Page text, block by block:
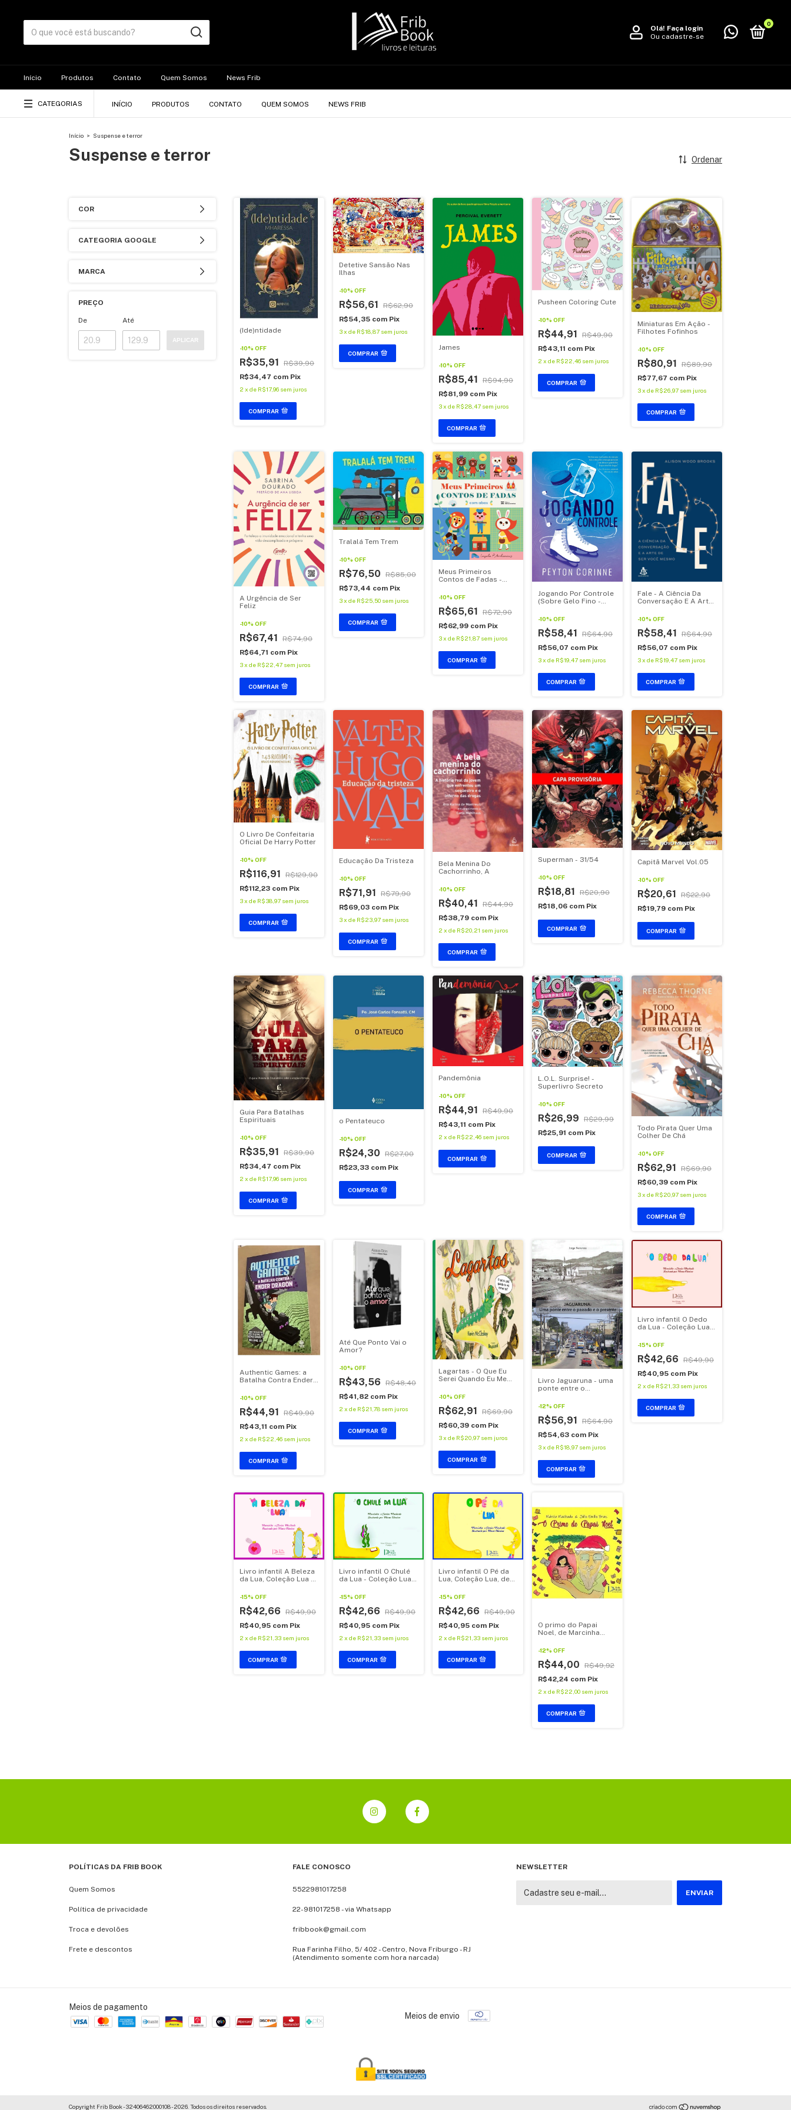
Olá! Faça login
Ou cadastre-se
0
Início Produtos Contato Quem Somos News Frib
CATEGORIAS INÍCIO PRODUTOS CONTATO QUEM SOMOS NEWS FRIB
Início > Suspense e terror
Suspense e terror Ordenar
COR
CATEGORIA GOOGLE
MARCA
PREÇO
De Até
APLICAR
(Ide)ntidade
-10% OFF
R$35,91
R$39,90
R$34,47 com Pix
2 x de R$17,96 sem juros
COMPRAR
Detetive Sansão Nas
Ilhas
-10% OFF
R$56,61
R$62,90
R$54,35 com Pix
3x de R$18,87 sem juros
COMPRAR
James
-10% OFF
R$85,41
R$94,90
R$81,99 com Pix
3x de R$28,47 sem juros
Pusheen Coloring Cute
-10% OFF
R$44,91
R$49,90
R$43,11 com Pix
2 x de R$22,46 sem juros
COMPRAR
Miniaturas Em Ação -
Filhotes Fofinhos
-10% OFF
R$80,91
R$89,90
R$77,67 com Pix
3x de R$26,97 sem juros
COMPRAR
A Urgência de Ser
Feliz
-10% OFF
R$67,41
R$74,90
R$64,71 com Pix
3x de R$22,47 sem juros
COMPRAR
Tralalá Tem Trem
-10% OFF
R$76,50
R$85,00
R$73,44 com Pix
3x de R$25,50 sem juros
COMPRAR
Meus Primeiros
Contos de Fadas -
-10% OFF
R$65,61
R$72,90
R$62,99 com Pix
3x de R$21,87 sem juros
COMPRAR
Jogando Por Controle
(Sobre Gelo Fino -
-10% OFF
R$58,41
R$64,90
R$56,07 com Pix
3x de R$19,47 sem juros
Fale - A Ciência Da
Conversação E A Arte
-10% OFF
R$58,41
R$64,90
R$56,07 com Pix
3x de R$19,47 sem juros
O Livro De Confeitaria
Oficial De Harry Potter
-10% OFF
R$116,91
R$129,90
R$112,23 com Pix
3x de R$38,97 sem juros
COMPRAR
Educação Da Tristeza
-10% OFF
R$71,91
R$79,90
R$69,03 com Pix
3x de R$23,97 sem juros
COMPRAR
Bela Menina Do
Cachorrinho, A
-10% OFF
R$40,41
R$44,90
R$38,79 com Pix
2 x de R$20,21 sem juros
COMPRAR
Superman - 31/54
-10% OFF
R$18,81
R$20,90
R$18,06 com Pix
COMPRAR
Capitã Marvel Vol.05
-10% OFF
R$20,61
R$22,90
R$19,79 com Pix
COMPRAR
Guia Para Batalhas
Espirituais
-10% OFF
R$35,91
R$39,90
R$34,47 com Pix
2 x de R$17,96 sem juros
COMPRAR
o Pentateuco
-10% OFF
R$24,30
R$27,00
R$23,33 com Pix
COMPRAR
Pandemônia
-10% OFF
R$44,91
R$49,90
R$43,11 com Pix
2 x de R$22,46 sem juros
COMPRAR
L.O.L. Surprise! -
Superlivro Secreto
-10% OFF
R$26,99
R$29,99
R$25,91 com Pix
COMPRAR
Todo Pirata Quer Uma
Colher De Chá
-10% OFF
R$62,91
R$69,90
R$60,39 com Pix
3x de R$20,97 sem juros
COMPRAR
Authentic Games: a
Batalha Contra Ender
-10% OFF
R$44,91
R$49,90
R$43,11 com Pix
2 x de R$22,46 sem juros
COMPRAR
Até Que Ponto Vai o
Amor?
-10% OFF
R$43,56
R$48,40
R$41,82 com Pix
2 x de R$21,78 sem juros
COMPRAR
Lagartas - O Que Eu
Serei Quando Eu Me
-10% OFF
R$62,91
R$69,90
R$60,39 com Pix
3x de R$20,97 sem juros
COMPRAR
Livro Jaguaruna - uma
ponte entre o
de Jorge Natureza
-12% OFF
R$56,91
R$64,90
R$54,63 com Pix
3x de R$18,97 sem juros
Livro infantil O Dedo
da Lua - Coleção Lua,
-15% OFF
R$42,66
R$49,90
R$40,95 com Pix
2 x de R$21,33 sem juros
Livro infantil A Beleza
da Lua, Coleção Lua -
-15% OFF
R$42,66
R$49,90
R$40,95 com Pix
2 x de R$21,33 sem juros
Livro infantil O Chulé
da Lua - Coleção Lua,
-15% OFF
R$42,66
R$49,90
R$40,95 com Pix
2 x de R$21,33 sem juros
Livro infantil O Pé da
Lua, Coleção Lua, de
-15% OFF
R$42,66
R$49,90
R$40,95 com Pix
2 x de R$21,33 sem juros
O primo do Papai
Noel, de Marcinha
-12% OFF
R$44,00
R$49,92
R$42,24 com Pix
2 x de R$22,00 sem juros
POLÍTICAS DA FRIB BOOK
Quem Somos
Política de privacidade
Troca e devolões
Frete e descontos
FALE CONOSCO
5522981017258
22-981017258 - via Whatsapp
fribbook@gmail.com
Rua Farinha Filho, 5/ 402 - Centro, Nova Friburgo - RJ
(Atendimento somente com hora narcada)
NEWSLETTER
Meios de pagamento
Meios de envio
Copyright Frib Book - 32406462000108 - 2026. Todos os direitos reservados.